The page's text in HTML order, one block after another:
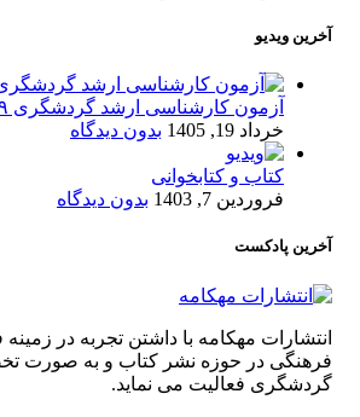
آخرین ویدیو
آزمون کارشناسی ارشد گردشگری ۱۹-۱۸ تیرماه ۱۴۰۵
خرداد 19, 1405
بدون دیدگاه
کتاب و کتابخوانی
فروردین 7, 1403
بدون دیدگاه
آخرین پادکست
انتشارات مهکامه با داشتن تجربه در
فرهنگی در حوزه نشر کتاب و به صورت
گردشگری فعالیت می نماید.